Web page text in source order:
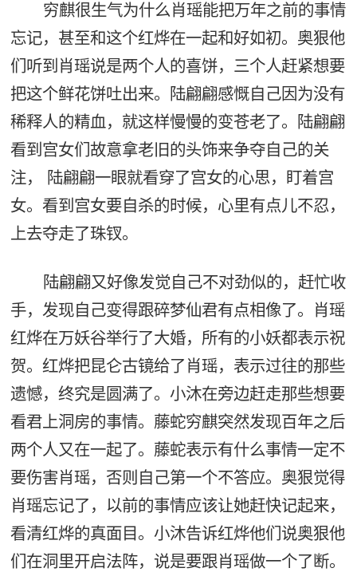
穷麒很生气为什么肖瑶能把万年之前的事情
忘记，甚至和这个红烨在一起和好如初。奥狠他
们听到肖瑶说是两个人的喜饼，三个人赶紧想要
把这个鲜花饼吐出来。陆翩翩感慨自己因为没有
稀释人的精血，就这样慢慢的变苍老了。陆翩翩
看到宫女们故意拿老旧的头饰来争夺自己的关
注， 陆翩翩一眼就看穿了宫女的心思，盯着宫
女。看到宫女要自杀的时候，心里有点儿不忍，
上去夺走了珠钗。
陆翩翩又好像发觉自己不对劲似的，赶忙收
手，发现自己变得跟碎梦仙君有点相像了。肖瑶
红烨在万妖谷举行了大婚，所有的小妖都表示祝
贺。红烨把昆仑古镜给了肖瑶，表示过往的那些
遗憾，终究是圆满了。小沐在旁边赶走那些想要
看君上洞房的事情。藤蛇穷麒突然发现百年之后
两个人又在一起了。藤蛇表示有什么事情一定不
要伤害肖瑶，否则自己第一个不答应。奥狠觉得
肖瑶忘记了，以前的事情应该让她赶快记起来，
看清红烨的真面目。小沐告诉红烨他们说奥狠他
们在洞里开启法阵，说是要跟肖瑶做一个了断。